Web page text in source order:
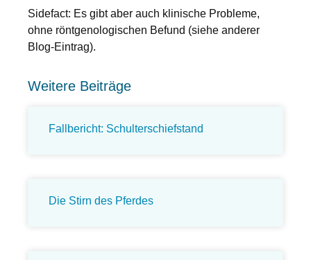
Sidefact: Es gibt aber auch klinische Probleme,
ohne röntgenologischen Befund (siehe anderer
Blog-Eintrag).
Weitere Beiträge
Fallbericht: Schulterschiefstand
Die Stirn des Pferdes